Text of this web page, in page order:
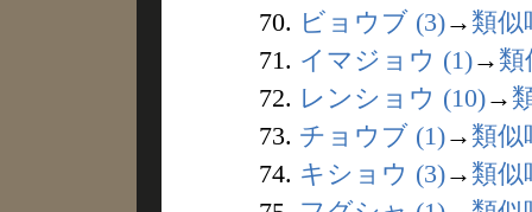
70. ビョウブ (3)→ 類似
71. イマジョウ (1)→ 類
72. レンショウ (10)→
73. チョウブ (1)→ 類似
74. キショウ (3)→ 類似